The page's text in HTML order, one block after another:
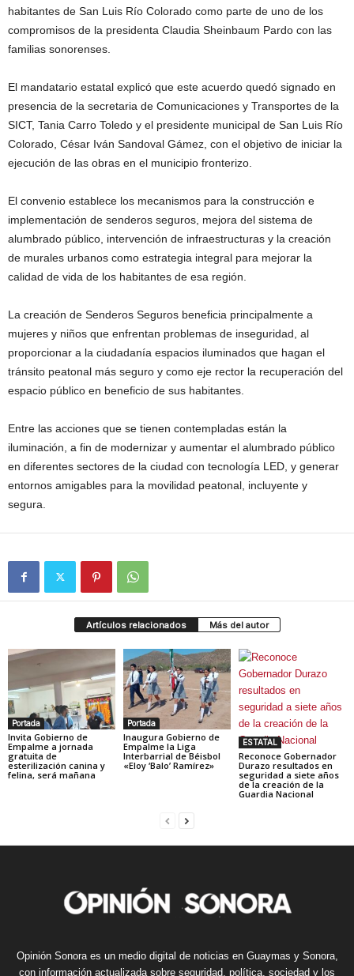
habitantes de San Luis Río Colorado como parte de uno de los
compromisos de la presidenta Claudia Sheinbaum Pardo con las
familias sonorenses.
El mandatario estatal explicó que este acuerdo quedó signado en
presencia de la secretaria de Comunicaciones y Transportes de la
SICT, Tania Carro Toledo y el presidente municipal de San Luis Río
Colorado, César Iván Sandoval Gámez, con el objetivo de iniciar la
ejecución de las obras en el municipio fronterizo.
El convenio establece los mecanismos para la construcción e
implementación de senderos seguros, mejora del sistema de
alumbrado público, intervención de infraestructuras y la creación
de murales urbanos como estrategia integral para mejorar la
calidad de vida de los habitantes de esa región.
La creación de Senderos Seguros beneficia principalmente a
mujeres y niños que enfrentan problemas de inseguridad, al
proporcionar a la ciudadanía espacios iluminados que hagan el
tránsito peatonal más seguro y como eje rector la recuperación del
espacio público en beneficio de sus habitantes.
Entre las acciones que se tienen contempladas están la
iluminación, a fin de modernizar y aumentar el alumbrado público
en diferentes sectores de la ciudad con tecnología LED, y generar
entornos amigables para la movilidad peatonal, incluyente y
segura.
Artículos relacionados Más del autor
Portada
Invita Gobierno de
Empalme a jornada
gratuita de
esterilización canina y
felina, será mañana
Portada
Inaugura Gobierno de
Empalme la Liga
Interbarrial de Béisbol
«Eloy ‘Balo’ Ramírez»
ESTATAL
Reconoce Gobernador
Durazo resultados en
seguridad a siete años
de la creación de la
Guardia Nacional
Opinión Sonora es un medio digital de noticias en Guaymas y Sonora,
con información actualizada sobre seguridad, política, sociedad y los